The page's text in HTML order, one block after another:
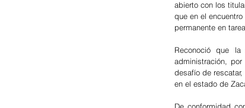
abierto con los
que en el
permanente en
Reconoció que
administración,
desafío de
en el estado de